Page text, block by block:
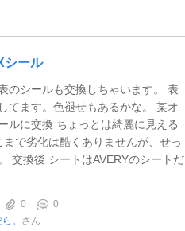
シール
のシールも交換しちゃいます。 表
てます。色褪せもあるかな。 某オ
ルに交換 ちょっとは綺麗に見える
で劣化は酷くありませんが、せっ
交換後 シートはAVERYのシートだ
0
0
。 さん